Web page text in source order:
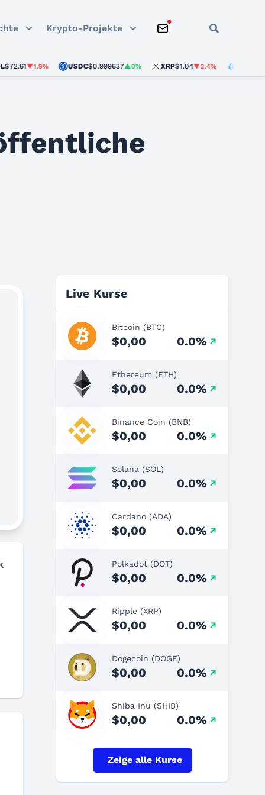
Krypto-Projekte
▼1.9% USDC$0.999637▲0% XRP$1.04▼2.4% STETH
Live Kurse
Bitcoin (BTC)
$0,00 0.0%
Ethereum (ETH)
$0,00 0.0%
Binance Coin (BNB)
$0,00 0.0%
Solana (SOL)
$0,00 0.0%
Cardano (ADA)
$0,00 0.0%
Polkadot (DOT)
$0,00 0.0%
Ripple (XRP)
$0,00 0.0%
Dogecoin (DOGE)
$0,00 0.0%
Shiba Inu (SHIB)
$0,00 0.0%
Zeige alle Kurse